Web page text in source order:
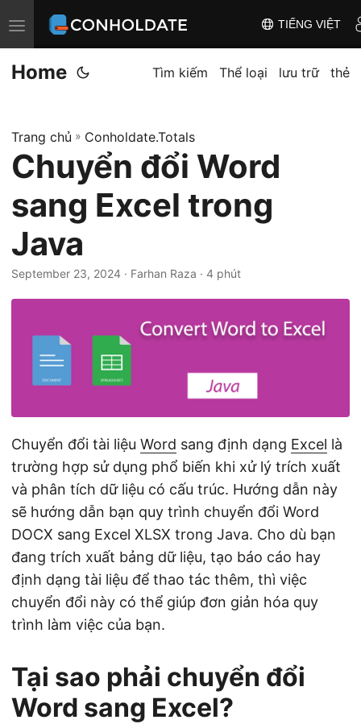
T
o
g
e
n
v
g
a
t
TIẾNG VIỆT
Home Tìm kiếm Thể loại lưu trữ thẻ
Trang chủ » Conholdate.Totals
Chuyển đổi Word
sang Excel trong
Java
September 23, 2024 ‎ · Farhan Raza · 4 phút
Chuyển đổi tài liệu Word sang định dạng Excel là
trường hợp sử dụng phổ biến khi xử lý trích xuất
và phân tích dữ liệu có cấu trúc. Hướng dẫn này
sẽ hướng dẫn bạn quy trình chuyển đổi Word
DOCX sang Excel XLSX trong Java. Cho dù bạn
đang trích xuất bảng dữ liệu, tạo báo cáo hay
định dạng tài liệu để thao tác thêm, thì việc
chuyển đổi này có thể giúp đơn giản hóa quy
trình làm việc của bạn.
Tại sao phải chuyển đổi
Word sang Excel?